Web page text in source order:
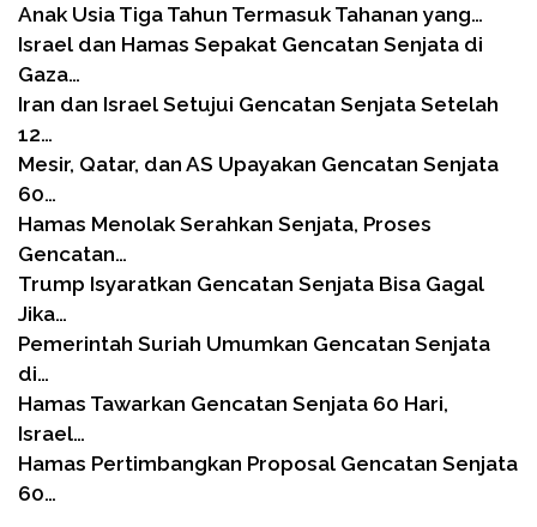
Anak Usia Tiga Tahun Termasuk Tahanan yang…
Israel dan Hamas Sepakat Gencatan Senjata di
Gaza…
Iran dan Israel Setujui Gencatan Senjata Setelah
12…
Mesir, Qatar, dan AS Upayakan Gencatan Senjata
60…
Hamas Menolak Serahkan Senjata, Proses
Gencatan…
Trump Isyaratkan Gencatan Senjata Bisa Gagal
Jika…
Pemerintah Suriah Umumkan Gencatan Senjata
di…
Hamas Tawarkan Gencatan Senjata 60 Hari,
Israel…
Hamas Pertimbangkan Proposal Gencatan Senjata
60…